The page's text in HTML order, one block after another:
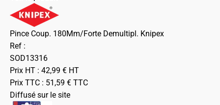
Pince Coup. 180Mm/Forte Demultipl. Knipex
Ref :
SOD13316
Prix HT : 42,99 € HT
Prix TTC : 51,59 € TTC
Diffusé sur le site